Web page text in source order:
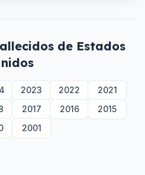
de Estados
2023 2022
2021
2017 2016
2015
2001